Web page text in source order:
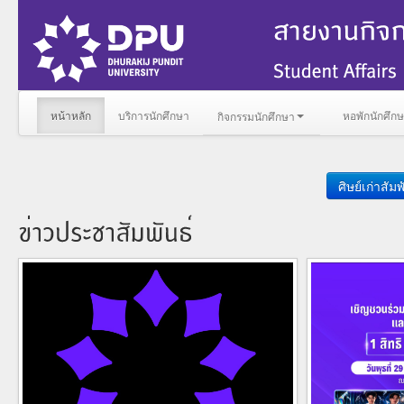
หน้าหลัก บริการนักศึกษา กิจกรรมนักศึกษา หอพักนักศึก
ศิษย์เก่าสัม